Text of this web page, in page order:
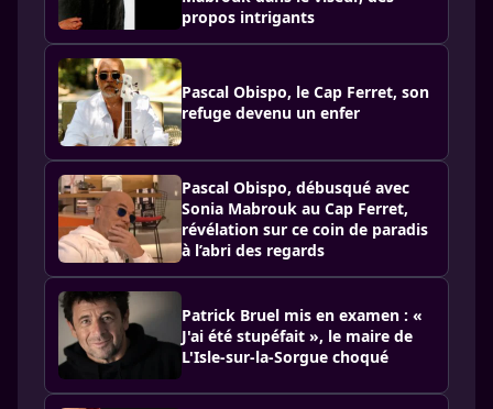
propos intrigants
Pascal Obispo, le Cap Ferret, son
refuge devenu un enfer
Pascal Obispo, débusqué avec
Sonia Mabrouk au Cap Ferret,
révélation sur ce coin de paradis
à l’abri des regards
Patrick Bruel mis en examen : «
J'ai été stupéfait », le maire de
L'Isle-sur-la-Sorgue choqué